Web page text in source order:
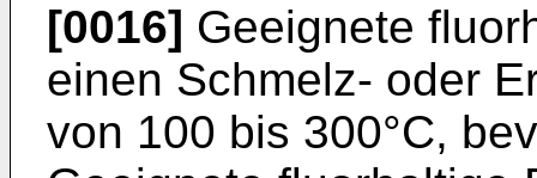
[0016] Geeignete
einen Schmelz- oder
von 100 bis 300°C,